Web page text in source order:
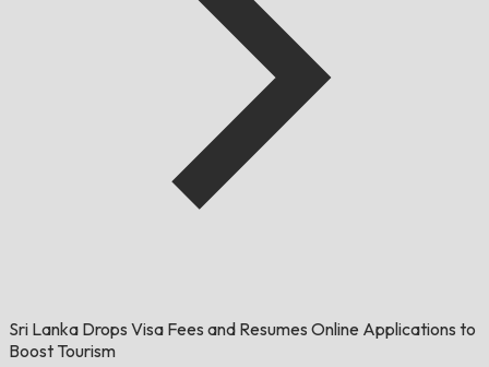
Sri Lanka Drops Visa Fees and Resumes Online Applications to
Boost Tourism